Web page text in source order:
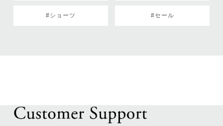
#ショーツ #セール